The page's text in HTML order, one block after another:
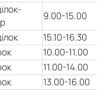
9.00-15.00
15.10-16.30
10.00-11.00
11.00-14.00
13.00-16.00